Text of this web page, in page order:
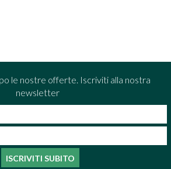
le nostre offerte. Iscriviti alla nostra
newsletter
ISCRIVITI SUBITO